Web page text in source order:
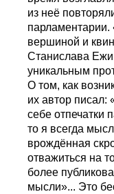
из неё
вершиной и
Станислава Ежи
уникальным
О том, как
их автор писал:
себе отпечатки
то я всегда
врождённая
отважиться на
более
мысли»... Это